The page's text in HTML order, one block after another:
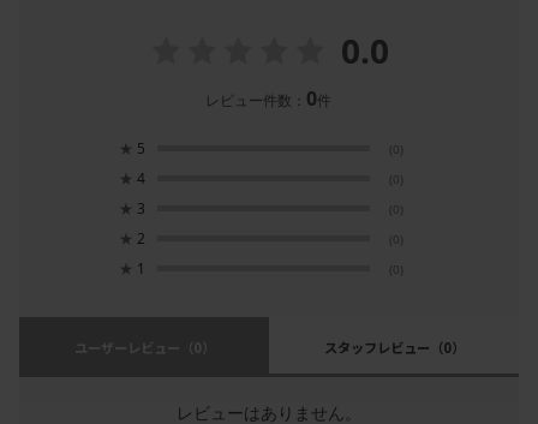
0.0
レビュー件数： 0件
★ 5 (0)
★ 4 (0)
★ 3 (0)
★ 2 (0)
★ 1 (0)
ユーザーレビュー （0） スタッフレビュー （0）
レビューはありません。